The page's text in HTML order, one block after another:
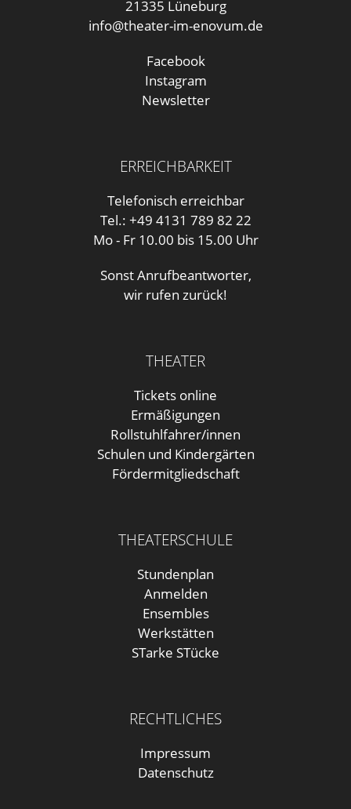
21335 Lüneburg
info@theater-im-enovum.de
Facebook
Instagram
Newsletter
ERREICHBARKEIT
Telefonisch erreichbar
Tel.: +49 4131 789 82 22
Mo - Fr 10.00 bis 15.00 Uhr
Sonst Anrufbeantworter,
wir rufen zurück!
THEATER
Tickets online
Ermäßigungen
Rollstuhlfahrer/innen
Schulen und Kindergärten
Fördermitgliedschaft
THEATERSCHULE
Stundenplan
Anmelden
Ensembles
Werkstätten
STarke STücke
RECHTLICHES
Impressum
Datenschutz